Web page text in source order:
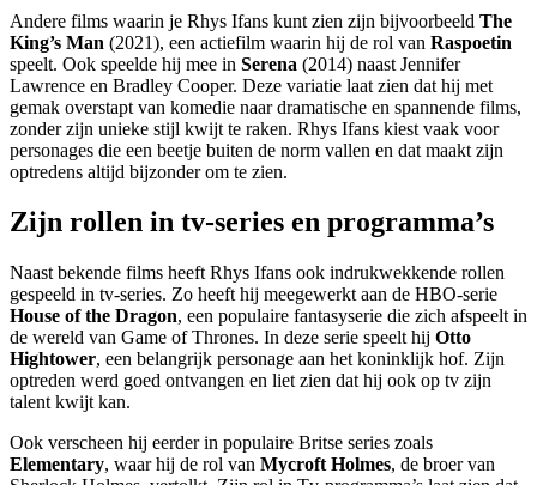
Andere films waarin je Rhys Ifans kunt zien zijn bijvoorbeeld The
King’s Man (2021), een actiefilm waarin hij de rol van Raspoetin
speelt. Ook speelde hij mee in Serena (2014) naast Jennifer
Lawrence en Bradley Cooper. Deze variatie laat zien dat hij met
gemak overstapt van komedie naar dramatische en spannende films,
zonder zijn unieke stijl kwijt te raken. Rhys Ifans kiest vaak voor
personages die een beetje buiten de norm vallen en dat maakt zijn
optredens altijd bijzonder om te zien.
Zijn rollen in tv-series en programma’s
Naast bekende films heeft Rhys Ifans ook indrukwekkende rollen
gespeeld in tv-series. Zo heeft hij meegewerkt aan de HBO-serie
House of the Dragon, een populaire fantasyserie die zich afspeelt in
de wereld van Game of Thrones. In deze serie speelt hij Otto
Hightower, een belangrijk personage aan het koninklijk hof. Zijn
optreden werd goed ontvangen en liet zien dat hij ook op tv zijn
talent kwijt kan.
Ook verscheen hij eerder in populaire Britse series zoals
Elementary, waar hij de rol van Mycroft Holmes, de broer van